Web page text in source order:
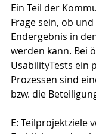
Ein Teil der
Frage sein, ob
Endergebnis in
werden kann. Bei
UsabilityTests ein
Prozessen sind
bzw. die
E: Teilprojektziele